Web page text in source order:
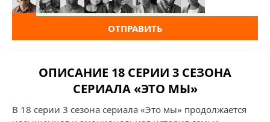
ОТПРАВИТЬ
ОПИСАНИЕ 18 СЕРИИ 3 СЕЗОНА
СЕРИАЛА «ЭТО МЫ»
В 18 серии 3 сезона сериала «Это мы» продолжается